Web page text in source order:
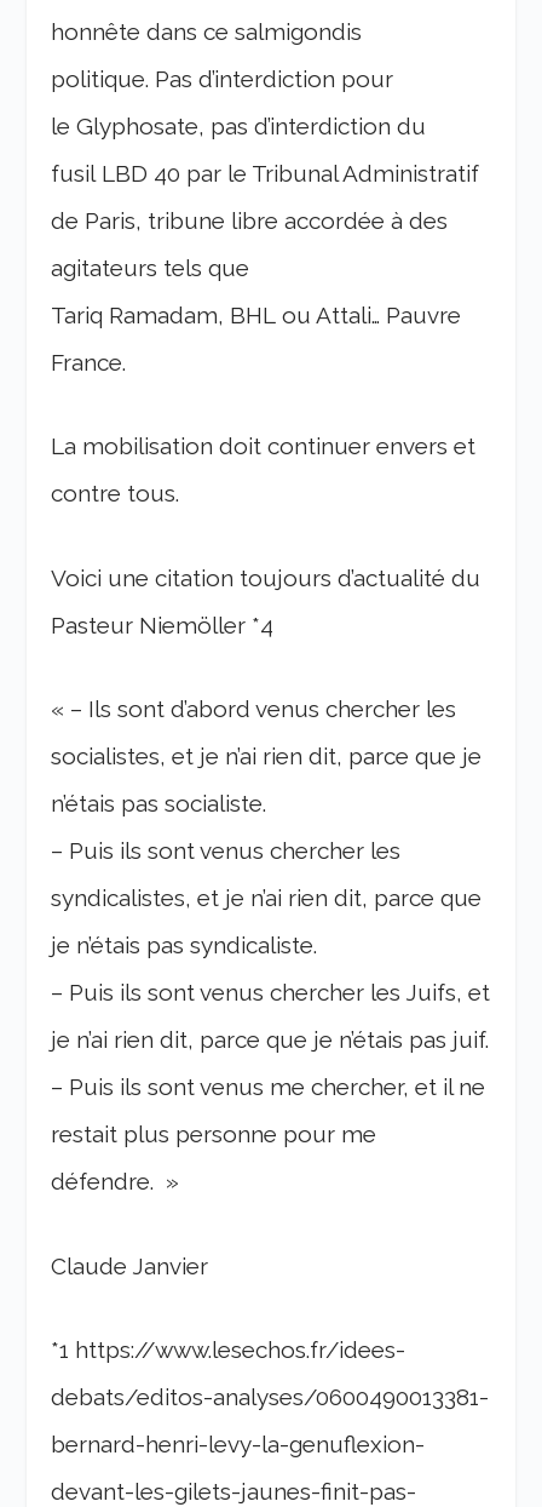
honnête dans ce salmigondis
politique. Pas d’interdiction pour
le Glyphosate, pas d’interdiction du
fusil LBD 40 par le Tribunal Administratif
de Paris, tribune libre accordée à des
agitateurs tels que
Tariq Ramadam, BHL ou Attali… Pauvre
France.
La mobilisation doit continuer envers et
contre tous.
Voici une citation toujours d’actualité du
Pasteur Niemöller *4
« – Ils sont d’abord venus chercher les
socialistes, et je n’ai rien dit, parce que je
n’étais pas socialiste.
– Puis ils sont venus chercher les
syndicalistes, et je n’ai rien dit, parce que
je n’étais pas syndicaliste.
– Puis ils sont venus chercher les Juifs, et
je n’ai rien dit, parce que je n’étais pas juif.
– Puis ils sont venus me chercher, et il ne
restait plus personne pour me
défendre. »
Claude Janvier
*1 https://www.lesechos.fr/idees-
debats/editos-analyses/0600490013381-
bernard-henri-levy-la-genuflexion-
devant-les-gilets-jaunes-finit-pas-